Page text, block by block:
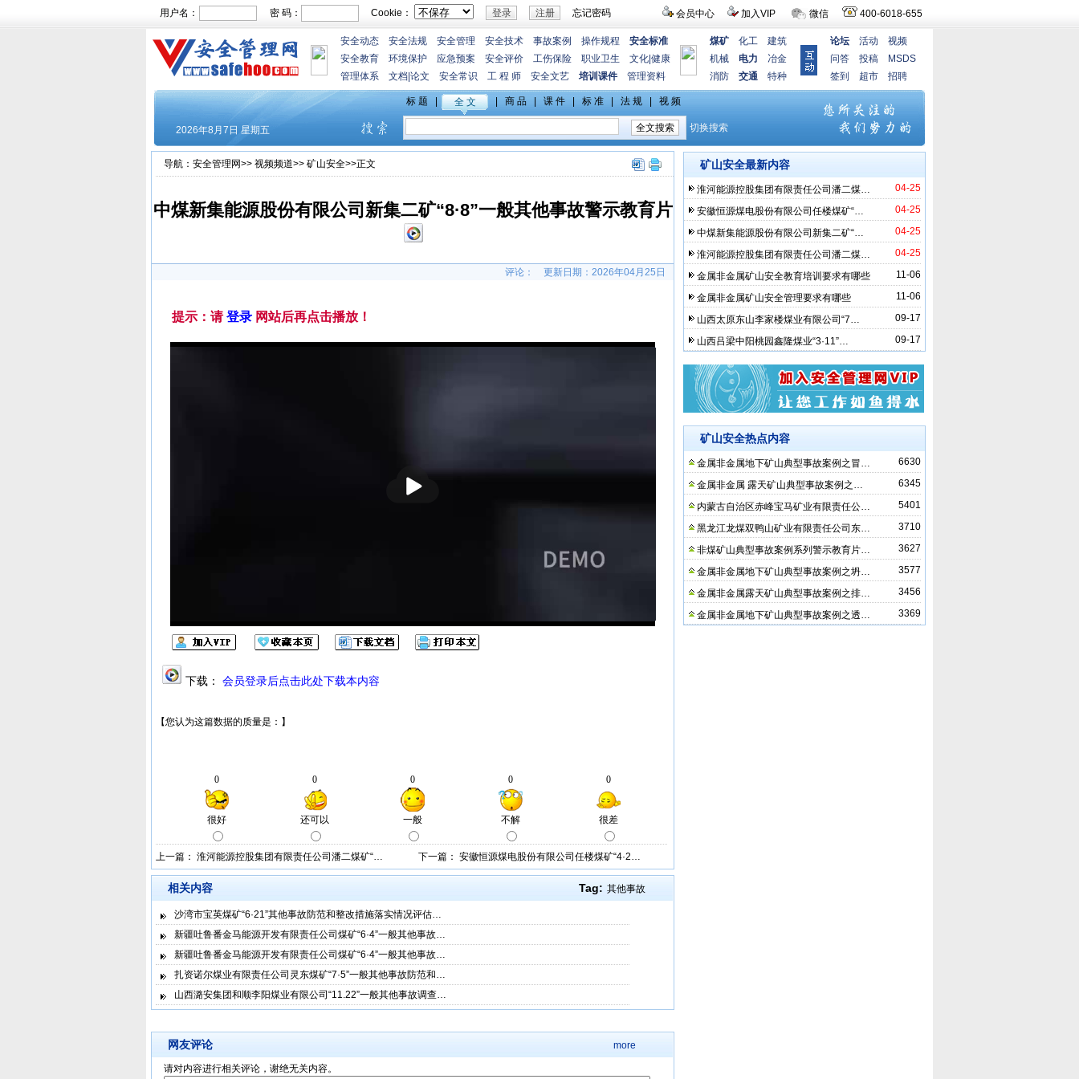
会员中心 加入VIP 微信 400-6018-655
用户名： 密 码： Cookie： 忘记密码
安全动态 安全法规 安全管理 安全技术 事故案例 操作规程
安全标准
安全教育
环境保护 应急预案 安全评价 工伤保险 职业卫生 文化 健康
管理体系
文档 论文 安全常识 工 程 师 安全文艺 培训课件 管理资料
煤矿 化工
建筑
机械
电力
冶金
消防
交通 特种
论坛 活动
视频
问答
投稿
MSDS
签到
超市 招聘
导航： 安全管理网>> 视频频道>> 矿山安全>>正文
中煤新集能源股份有限公司新集二矿“8·8”一般其他事故警示教育片
评论： 更新日期： 2026年04月25日
提示：请登录 网站后再点击播放！
放
下载： 会员登录后点击此处下载本内容
下一篇： 安徽恒源煤电股份有限公司任楼煤矿“4·2…
上一篇： 淮河能源控股集团有限责任公司潘二煤矿“…
Tag: 其他事故
相关内容
沙湾市宝英煤矿“6·21”其他事故防范和整改措施落实情况评估…
新疆吐鲁番金马能源开发有限责任公司煤矿“6·4”一般其他事故…
新疆吐鲁番金马能源开发有限责任公司煤矿“6·4”一般其他事故…
扎资诺尔煤业有限责任公司灵东煤矿“7·5”一般其他事故防范和…
山西潞安集团和顺李阳煤业有限公司“11.22”一般其他事故调查…
网友评论 more
请对内容进行相关评论，谢绝无关内容。
矿山安全最新内容
04-25
淮河能源控股集团有限责任公司潘二煤…
04-25
安徽恒源煤电股份有限公司任楼煤矿“…
04-25
中煤新集能源股份有限公司新集二矿“…
04-25
淮河能源控股集团有限责任公司潘二煤…
11-06
金属非金属矿山安全教育培训要求有哪些
11-06
金属非金属矿山安全管理要求有哪些
09-17
山西太原东山李家楼煤业有限公司“7…
09-17
山西吕梁中阳桃园鑫隆煤业“3·11”…
矿山安全热点内容
6630
金属非金属地下矿山典型事故案例之冒…
6345
金属非金属 露天矿山典型事故案例之…
5401
内蒙古自治区赤峰宝马矿业有限责任公…
3710
黑龙江龙煤双鸭山矿业有限责任公司东…
3627
非煤矿山典型事故案例系列警示教育片…
3577
金属非金属地下矿山典型事故案例之坍…
3456
金属非金属露天矿山典型事故案例之排…
3369
金属非金属地下矿山典型事故案例之透…